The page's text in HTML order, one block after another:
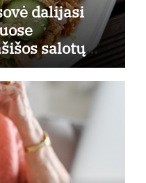
dalijasi
salotų